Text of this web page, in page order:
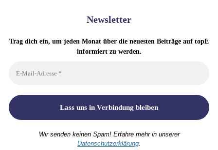
Newsletter
Trag dich ein, um jeden Monat über die neuesten Beiträge auf topE
informiert zu werden.
Wir senden keinen Spam! Erfahre mehr in unserer
Datenschutzerklärung